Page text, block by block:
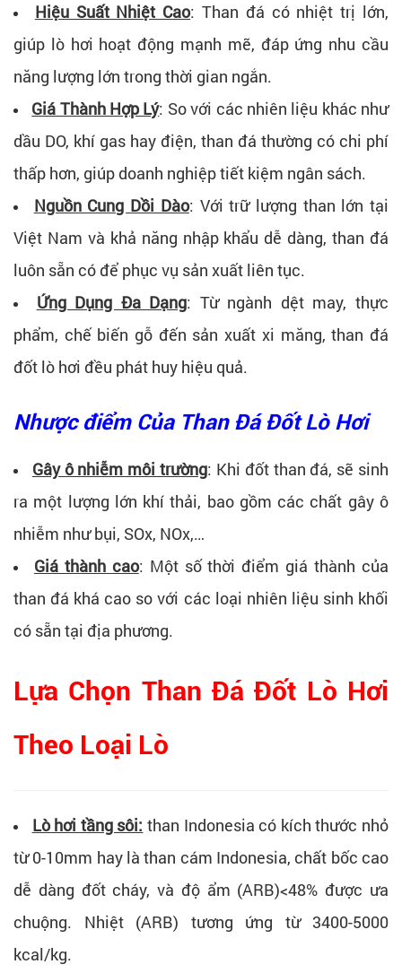
Hiệu Suất Nhiệt Cao: Than đá có nhiệt trị lớn,
giúp lò hơi hoạt động mạnh mẽ, đáp ứng nhu cầu
năng lượng lớn trong thời gian ngắn.
Giá Thành Hợp Lý: So với các nhiên liệu khác như
dầu DO, khí gas hay điện, than đá thường có chi phí
thấp hơn, giúp doanh nghiệp tiết kiệm ngân sách.
Nguồn Cung Dồi Dào: Với trữ lượng than lớn tại
Việt Nam và khả năng nhập khẩu dễ dàng, than đá
luôn sẵn có để phục vụ sản xuất liên tục.
Ứng Dụng Đa Dạng: Từ ngành dệt may, thực
phẩm, chế biến gỗ đến sản xuất xi măng, than đá
đốt lò hơi đều phát huy hiệu quả.
Nhược điểm Của Than Đá Đốt Lò Hơi
Gây ô nhiễm môi trường: Khi đốt than đá, sẽ sinh
ra một lượng lớn khí thải, bao gồm các chất gây ô
nhiễm như bụi, SOx, NOx,…
Giá thành cao: Một số thời điểm giá thành của
than đá khá cao so với các loại nhiên liệu sinh khối
có sẵn tại địa phương.
Lựa Chọn Than Đá Đốt Lò Hơi
Theo Loại Lò
Lò hơi tầng sôi: than Indonesia có kích thước nhỏ
từ 0-10mm hay là than cám Indonesia, chất bốc cao
dễ dàng đốt cháy, và độ ẩm (ARB)<48% được ưa
chuộng. Nhiệt (ARB) tương ứng từ 3400-5000
kcal/kg.